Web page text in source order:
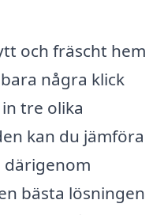
och fräscht hem
några klick
tre olika
kan du jämföra
därigenom
bästa lösningen